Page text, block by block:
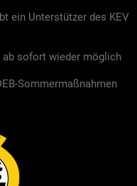
ein Unterstützer des KEV
ab sofort wieder möglich
Sommermaßnahmen